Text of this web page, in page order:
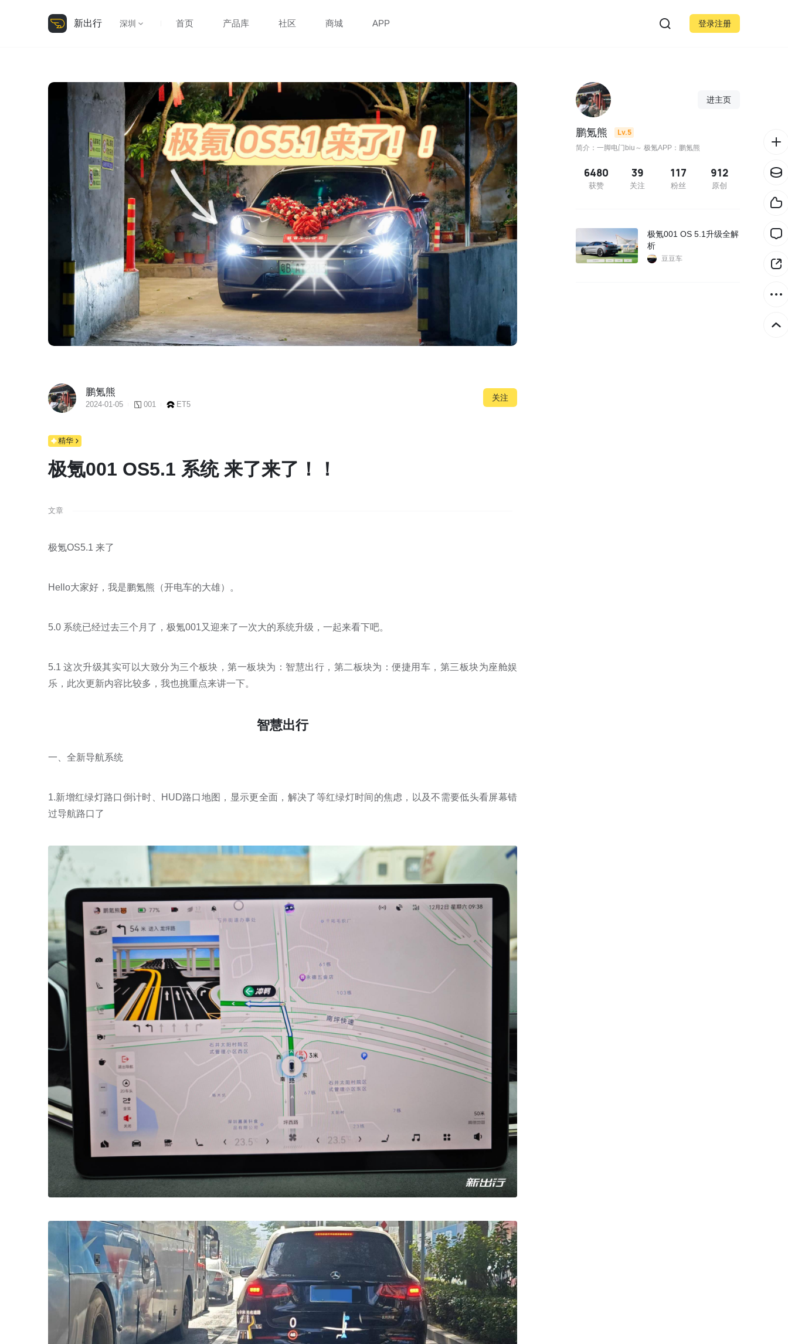
新出行 深圳 首页 产品库 社区 商城 APP 登录注册
鹏氪熊
2024-01-05 001 ET5
关注
精华
极氪001 OS5.1 系统 来了来了！！
文章
极氪OS5.1 来了
Hello大家好，我是鹏氪熊（开电车的大雄）。
5.0 系统已经过去三个月了，极氪001又迎来了一次大的系统升级，一起来看下吧。
5.1 这次升级其实可以大致分为三个板块，第一板块为：智慧出行，第二板块为：便捷用车，第三板块为座舱娱
乐，此次更新内容比较多，我也挑重点来讲一下。
智慧出行
一、全新导航系统
1.新增红绿灯路口倒计时、HUD路口地图，显示更全面，解决了等红绿灯时间的焦虑，以及不需要低头看屏幕错
过导航路口了
进主页
鹏氪熊 Lv.5
简介：一脚电门biu～ 极氪APP：鹏氪熊
6480
获赞
39
关注
117
粉丝
912
原创
极氪001 OS 5.1升级全解
析
豆豆车